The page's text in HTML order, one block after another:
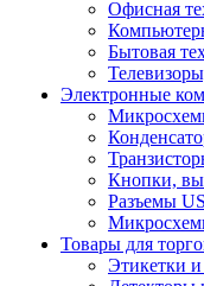
Офисная
Бытовая
Электронные
Кнопки,
Разъемы
Товары для
Этикетки